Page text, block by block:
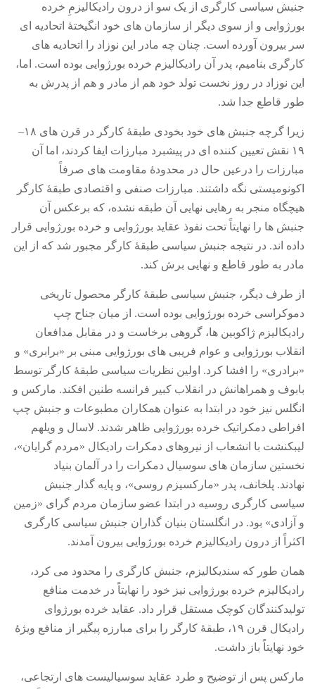
جنبش سیاسی کارگری از یک سو از درون رادیکالیزمِ خرده
بورژوایی و از سوی دیگر از سازمان های خود انگیختۀ اتحادیه ای
سر بیرون آورده است. چنان چه مادر این نوزاد را اتحادیه های
کارگری بنامیم، پدر آن رادیکالیزم خرده بورژوایی بوده است. اما،
این نوزاد در روز نخست تولد خود هم از مادر و هم از پدرش به
طور قاطع جدا شد.
زیرا گرچه جنبش های خود بخودی طبقۀ کارگر در قرن های ۱۸
–
۱۹ نقش تعیین کننده ای در پیشبرد مبارزات ایفا کردند، اما آن
مبارزات را درعین حال در محدودۀ مقاومت های صرفاً
اکونومیستی نگه داشتند. مبارزات صنفی و اقتصادی طبقۀ کارگر
هیچگاه منجر به رهایی نهایی آن طبقه نشده، که برعکس آن
جنبش ها را نهایتاً تحت نفوذ عقاید بورژوایی و خرده بورژوایی قرار
داده اند. در نتیجه جنبش سیاسی طبقۀ کارگر مجبور شد که از این
مادر به طور قاطع و نهایی برش کند.
از طرف دیگر، جنبش سیاسی طبقۀ کارگر محصول تاریخی
دموکراسی خرده بورژوایی بوده است. از میان جناح چپ
رادیکالیزم ژاکوبین ها، گروهی برخاست و در مقابل مدافعان
انقلاب بورژوایی و عوام فریبی های بورژوایی مبنی بر «برابری» و
«برادری» را افشا کرد. اولین نظریات سیاسی طبقۀ کارگر توسط
بابوف و همراهانش در انقلاب کبیر فرانسه طنین افکند. مارکس و
انگلس نیز خود در ابتدا به عنوان همکاران مطبوعات و جنبش چپ
افراطی دمکراتیک خرده بورژوایی ظاهر شدند. لاسال و ویلهم
لیبکنشت با انشعاب از نیروهای دمکرات رادیکال «مردم گرایان»،
نخستین سازمان های سوسیال دمکرات را در آلمان بنیاد
نهادند. پلخانف، پدر «مارکسیزم روسی»، و پایه گذار جنبش
سیاسی کارگری روسیه در ابتدا عضو سازمان مردم گرای «زمین
و آزادی» بود. در انگلستان بنیان گذاران جنبش سیاسی کارگری
اکثراً از درون رادیکالیزم خرده بورژوایی بیرون آمدند.
همان طور که سندیکالیزم، جنبش کارگری را محدود می کرد،
رادیکالیزم خرده بورژوایی نیز خود را نهایتاً در خدمت منافع
تولیدکنندگان کوچک مستقل قرار داد. عقاید خرده بورژوای
رادیکال قرن ۱۹، طبقۀ کارگر را برای مبارزه پیگیر از منافع ویژۀ
خود نهایتاً باز داشت.
مارکس پس از توضیح و طرد عقاید سوسیالیست های ارتجاعی،